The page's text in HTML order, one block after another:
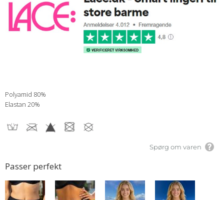
Polyamid 80%
Elastan 20%
Spørg om varen
Passer perfekt